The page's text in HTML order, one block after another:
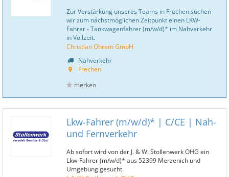
Zur Verstärkung unseres Teams in Frechen suchen
wir zum nächstmöglichen Zeitpunkt einen LKW-
Fahrer - Tankwagenfahrer (m/w/d)* im Nahverkehr
in Vollzeit.
Christian Ohrem GmbH
Nahverkehr
Frechen
merken
Lkw-Fahrer (m/w/d)* | C/CE | Nah-
und Fernverkehr
Ab sofort wird von der J. & W. Stollenwerk OHG ein
Lkw-Fahrer (m/w/d)* aus 52399 Merzenich und
Umgebung gesucht.